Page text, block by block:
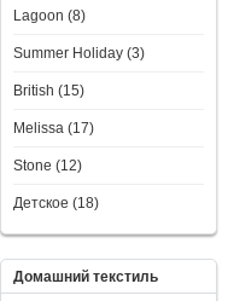
Lagoon (8)
Summer Holiday (3)
British (15)
Melissa (17)
Stone (12)
Детское (18)
Домашний текстиль